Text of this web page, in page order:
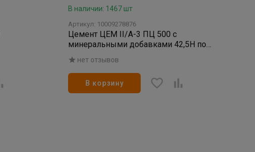
В наличии: 1467 шт
Артикул: 10009278876
Цемент ЦЕМ II/А-3 ПЦ 500 с
минеральными добавками 42,5H по
ГОСТ 31108-2020 25кг
нет отзывов
В корзину